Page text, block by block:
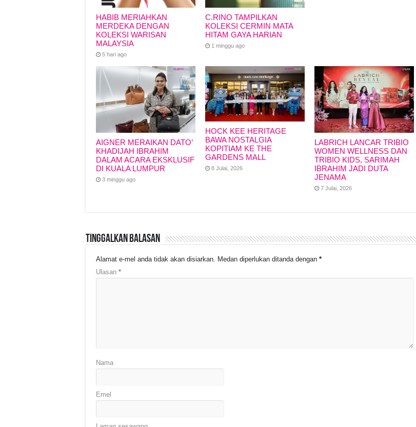
HABIB MERIAHKAN
MERDEKA DENGAN
KOLEKSI WARISAN
MALAYSIA
5 hari ago
C.RINO TAMPILKAN
KOLEKSI CERMIN MATA
HITAM GAYA HARIAN
1 minggu ago
AIGNER MERAIKAN DATO’
KHADIJAH IBRAHIM
DALAM ACARA EKSKLUSIF
DI KUALA LUMPUR
3 minggu ago
HOCK KEE HERITAGE
BAWA NOSTALGIA
KOPITIAM KE THE
GARDENS MALL
8 Julai, 2026
LABRICH LANCAR TRIBIO
WOMEN WELLNESS DAN
TRIBIO KIDS, SARIMAH
IBRAHIM JADI DUTA
JENAMA
7 Julai, 2026
Tinggalkan Balasan
Alamat e-mel anda tidak akan disiarkan. Medan diperlukan ditanda dengan *
Ulasan *
Nama
Emel